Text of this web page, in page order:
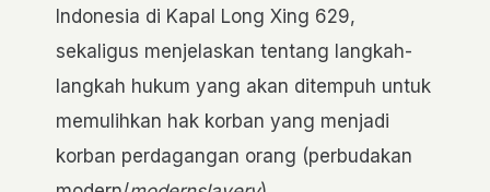
Indonesia di Kapal Long Xing 629,
sekaligus menjelaskan tentang langkah-
langkah hukum yang akan ditempuh untuk
memulihkan hak korban yang menjadi
korban perdagangan orang (perbudakan